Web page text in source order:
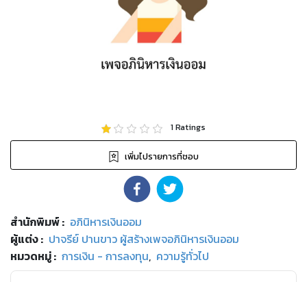
1Ratings
เพิ่มไปรายการที่ชอบ
สำนักพิมพ์: อภินิหารเงินออม
ผู้แต่ง : ปาจรีย์ ปานขาว ผู้สร้างเพจอภินิหารเงินออม
หมวดหมู่: การเงิน - การลงทุน, ความรู้ทั่วไป